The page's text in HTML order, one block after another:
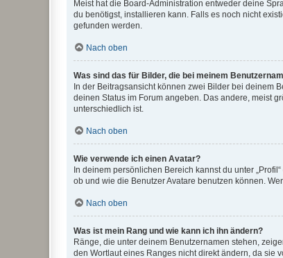
Meist hat die Board-Administration entweder deine
du benötigst, installieren kann. Falls es noch nicht
gefunden werden.
Nach oben
Was sind das für Bilder, die bei meinem
In der Beitragsansicht können zwei Bilder bei deinem
deinen Status im Forum angeben. Das andere, meist
unterschiedlich ist.
Nach oben
Wie verwende ich einen Avatar?
In deinem persönlichen Bereich kannst du unter
ob und wie die Benutzer Avatare benutzen können.
Nach oben
Was ist mein Rang und wie kann ich ihn ändern?
Ränge, die unter deinem Benutzernamen stehen,
den Wortlaut eines Ranges nicht direkt ändern, da sie